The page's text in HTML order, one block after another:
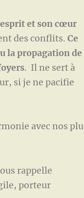
et son cœur
des conflits.Ce
la propagation de
. Il ne sert à
si je ne pacifie
avec nos
rappelle
porteur